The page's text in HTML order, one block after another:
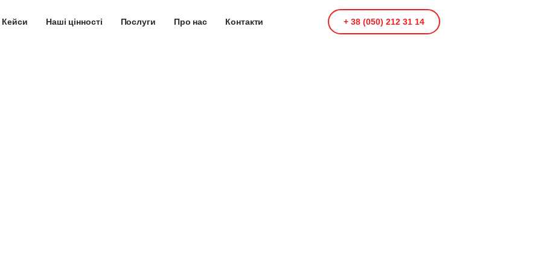
Кейси Наші цінності Послуги Про нас Контакти + 38 (050) 212 31 14